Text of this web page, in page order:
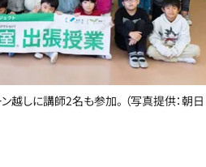
越しに講師2名も参加。 （写真提供：朝日